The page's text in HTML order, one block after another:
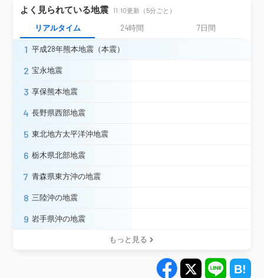
よく見られている地震 11:10更新（5分ごと）
リアルタイム 24時間 7日間
1 平成28年熊本地震（本震）
2 宝永地震
3 享保熊本地震
4 長野県西部地震
5 東北地方太平洋沖地震
6 栃木県北部地震
7 青森県東方沖の地震
8 三陸沖の地震
9 岩手県沖の地震
もっと見る